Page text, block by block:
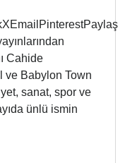
Cahide
ve Babylon Town
sanat, spor ve
ünlü ismin